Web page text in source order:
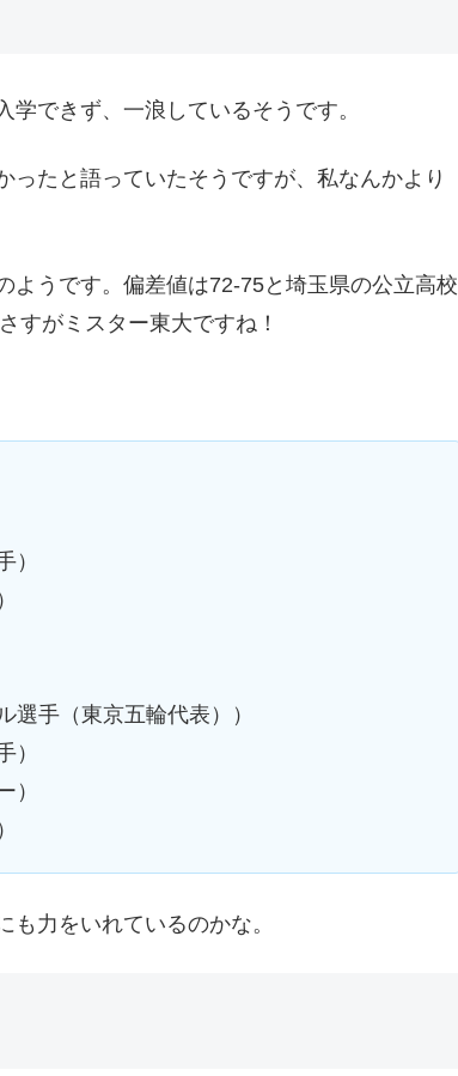
できず、一浪しているそうです。
ったと語っていたそうですが、私なんかより
ようです。偏差値は72-75と埼玉県の公立高校
すがミスター東大ですね！
）
選手（東京五輪代表））
）
）
力をいれているのかな。